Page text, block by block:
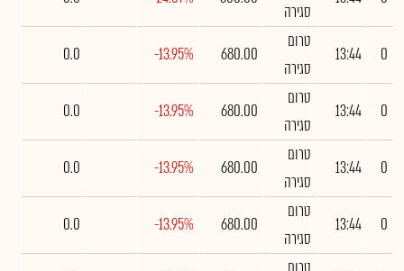
סגירה
0
13:44
טרום
סגירה
680.00
-13.95%
0.0
0
13:44
טרום
סגירה
680.00
-13.95%
0.0
0
13:44
טרום
סגירה
680.00
-13.95%
0.0
0
13:44
טרום
סגירה
680.00
-13.95%
0.0